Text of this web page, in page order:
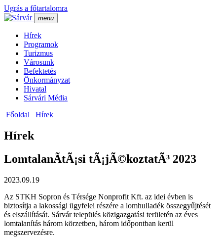
Ugrás a főtartalomra
menu
Hí­rek
Programok
Turizmus
Városunk
Befektetés
Önkormányzat
Hivatal
Sárvári Média
Főoldal
Hí­rek
Hírek
LomtalanÃ­tÃ¡si tÃ¡jÃ©koztatÃ³ 2023
2023.09.19
Az STKH Sopron és Térsége Nonprofit Kft. az idei évben is
biztosítja a lakossági ügyfelei részére a lomhulladék összegyűjtését
és elszállítását. Sárvár település közigazgatási területén az éves
lomtalanítás három körzetben, három időpontban kerül
megszervezésre.